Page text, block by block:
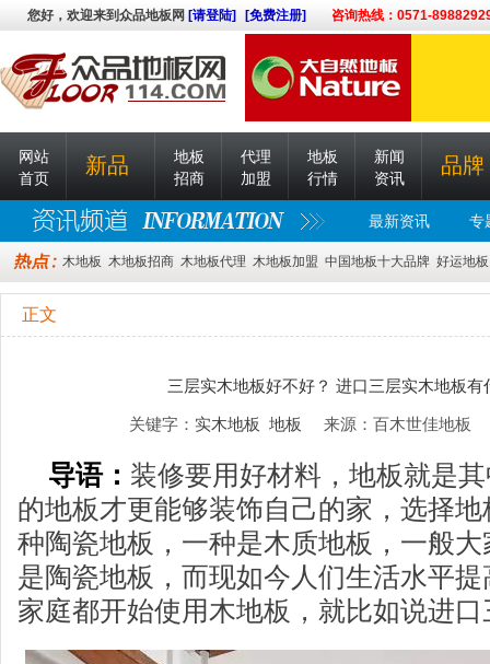
您好，欢迎来到众品地板网 [请登陆] [免费注册] 咨询热线：0571-
网站
首页
新品
地板
招商
代理
加盟
地板
行情
新闻
资讯
品牌
最新资讯 专
木地板 木地板招商 木地板代理 木地板加盟 中国地板十大品牌 好运地板
正文
三层实木地板好不好？ 进口三层实木地板有
关键字： 实木地板 地板 来源：百木世佳地板
导语： 装修要用好材料，地板就是
的地板才更能够装饰自己的家，选择
种陶瓷地板，一种是木质地板，一般
是陶瓷地板，而现如今人们生活水平
家庭都开始使用木地板，就比如说进